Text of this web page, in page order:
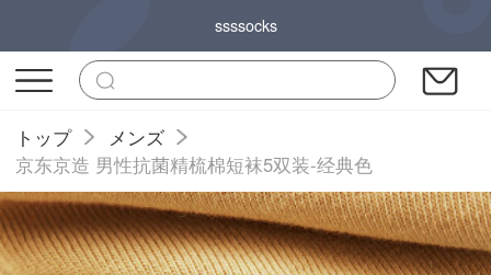
ssssocks
トップ
メンズ
京东京造 男性抗菌精梳棉短袜5双装-经典色